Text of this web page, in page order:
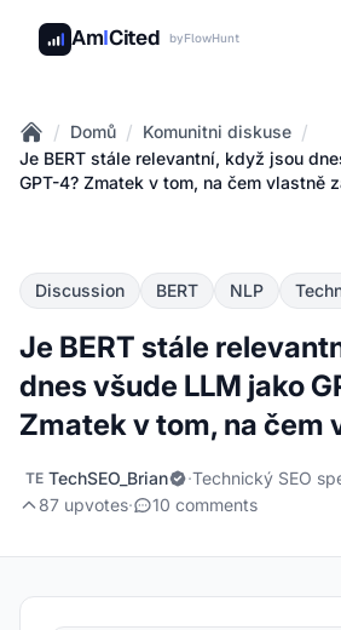
AmICited byFlowHunt
Home
/ Domů / Komunitni diskuse /
Je BERT stále relevantní, když jsou
GPT-4? Zmatek v tom, na čem vlastně
Discussion BERT NLP
Je BERT stále
dnes všude LLM jako
Zmatek v tom, na čem
TE TechSEO_Brian ·Technický SEO
87 upvotes· 10 comments